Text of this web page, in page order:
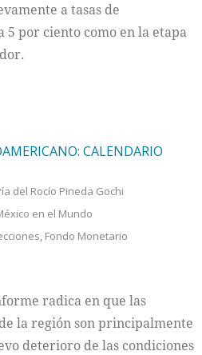
a tasas de
por ciento como en la etapa
CALENDARIO
del Rocío Pineda Gochi
en el Mundo
, Fondo Monetario
radica en que las
la región son principalmente
deterioro de las condiciones